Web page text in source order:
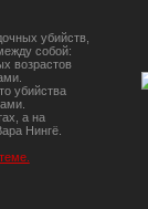
убийств,
собой:
возрастов
убийства
а на
Нингё.